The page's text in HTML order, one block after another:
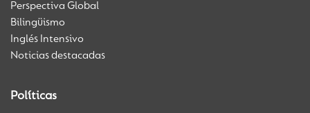
Perspectiva Global
Bilingüismo
Inglés Intensivo
Noticias destacadas
Políticas